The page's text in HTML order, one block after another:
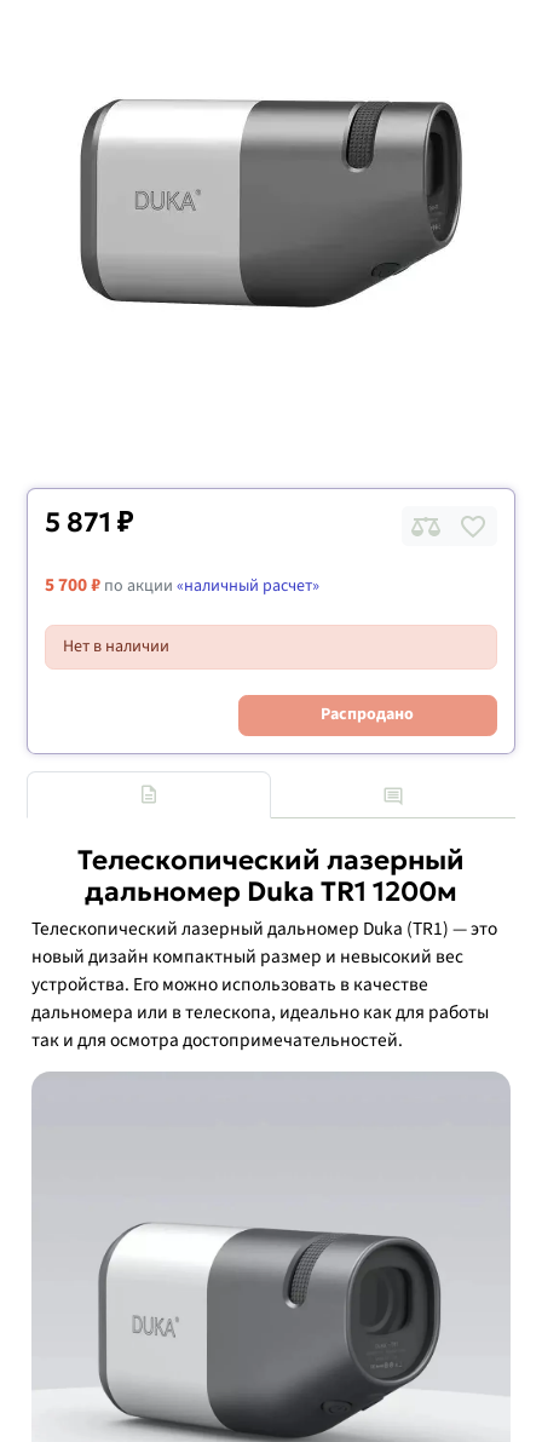
5 871 ₽
5 700 ₽ по акции«наличный расчет»
Нет в наличии
Распродано
Телескопический лазерный
дальномер Duka TR1 1200м
Телескопический лазерный дальномер Duka (TR1) — это
новый дизайн компактный размер и невысокий вес
устройства. Его можно использовать в качестве
дальномера или в телескопа, идеально как для работы
так и для осмотра достопримечательностей.